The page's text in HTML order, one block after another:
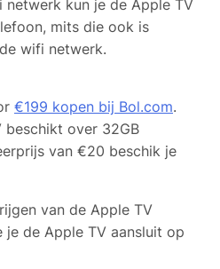
kun je de Apple TV
mits die ook is
wifi netwerk.
€199 kopen bij Bol.com.
beschikt over 32GB
van €20 beschik je
van de Apple TV
de Apple TV aansluit op